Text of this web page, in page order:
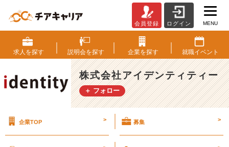
ʚ
ꀹ)
３
月
8
日
説
会員登録 ログイン MENU
求人を探す 説明会を探す 企業を探す 就職イベント
株式会社アイデンティティー
＋ フォロー
企業TOP > 募集 >